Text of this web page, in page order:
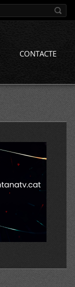
CONTACTE